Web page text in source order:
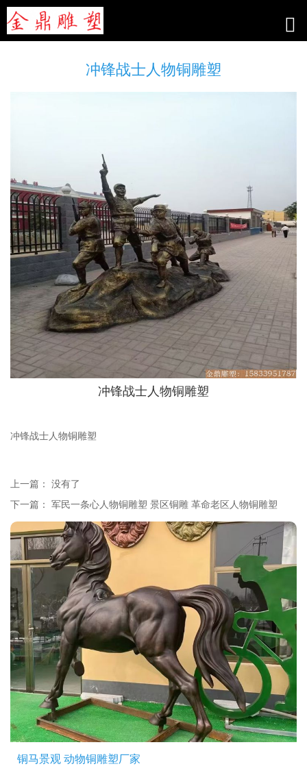
冲锋战士人物铜雕塑
冲锋战士人物铜雕塑
冲锋战士人物铜雕塑
上一篇： 没有了
下一篇： 军民一条心人物铜雕塑 景区铜雕 革命老区人物铜雕塑
铜马景观 动物铜雕塑厂家